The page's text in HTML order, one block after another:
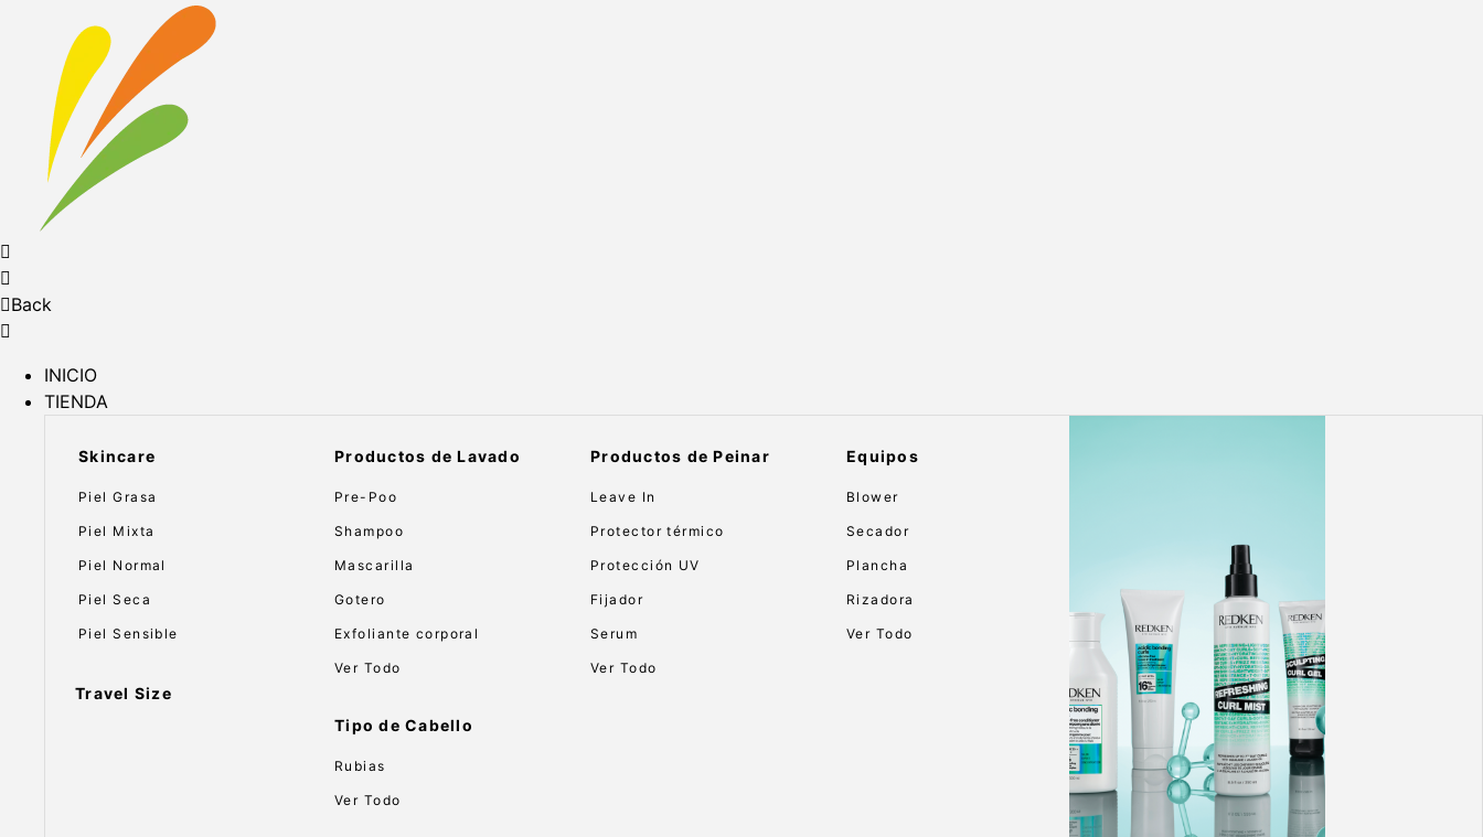
Back
INICIO
TIENDA
Skincare
Piel Grasa
Piel Mixta
Piel Normal
Piel Seca
Piel Sensible
Travel Size
Productos de Lavado
Pre-Poo
Shampoo
Mascarilla
Gotero
Exfoliante corporal
Ver Todo
Tipo de Cabello
Rubias
Ver Todo
Productos de Peinar
Leave In
Protector térmico
Protección UV
Fijador
Serum
Ver Todo
Equipos
Blower
Secador
Plancha
Rizadora
Ver Todo